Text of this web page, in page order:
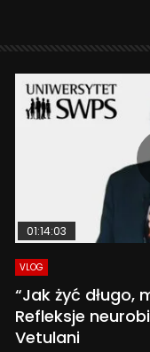
Later
01:14:03
VLOG
“Jak żyć długo,
Refleksje
Vetulani